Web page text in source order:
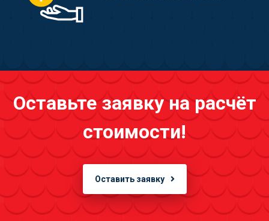
Оставьте заявку на расчёт
стоимости!
Оставить заявку